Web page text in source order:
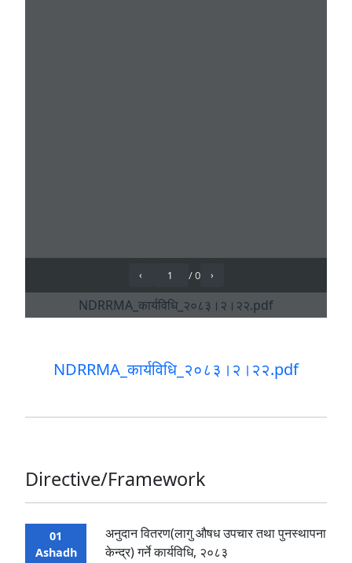
NDRRMA_कार्यविधि_२०८३।२।२२.pdf
Directive/Framework
01
Ashadh
अनुदान वितरण(लागु औषध उपचार तथा पुनस्थापना
केन्द्र) गर्ने कार्यविधि, २०८३